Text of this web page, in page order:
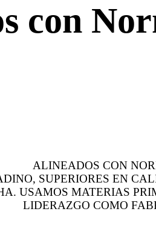
con
ALINEADOS CON
SUPERIORES EN
USAMOS MATERIAS
LIDERAZGO COMO